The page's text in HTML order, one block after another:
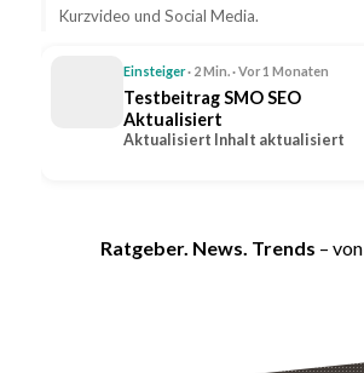
Kurzvideo und Social Media.
Einsteiger· 2 Min. · Vor 1 Monaten
Testbeitrag SMO SEO
Aktualisiert
Aktualisiert Inhalt aktualisiert
Ratgeber. News. Trends – von